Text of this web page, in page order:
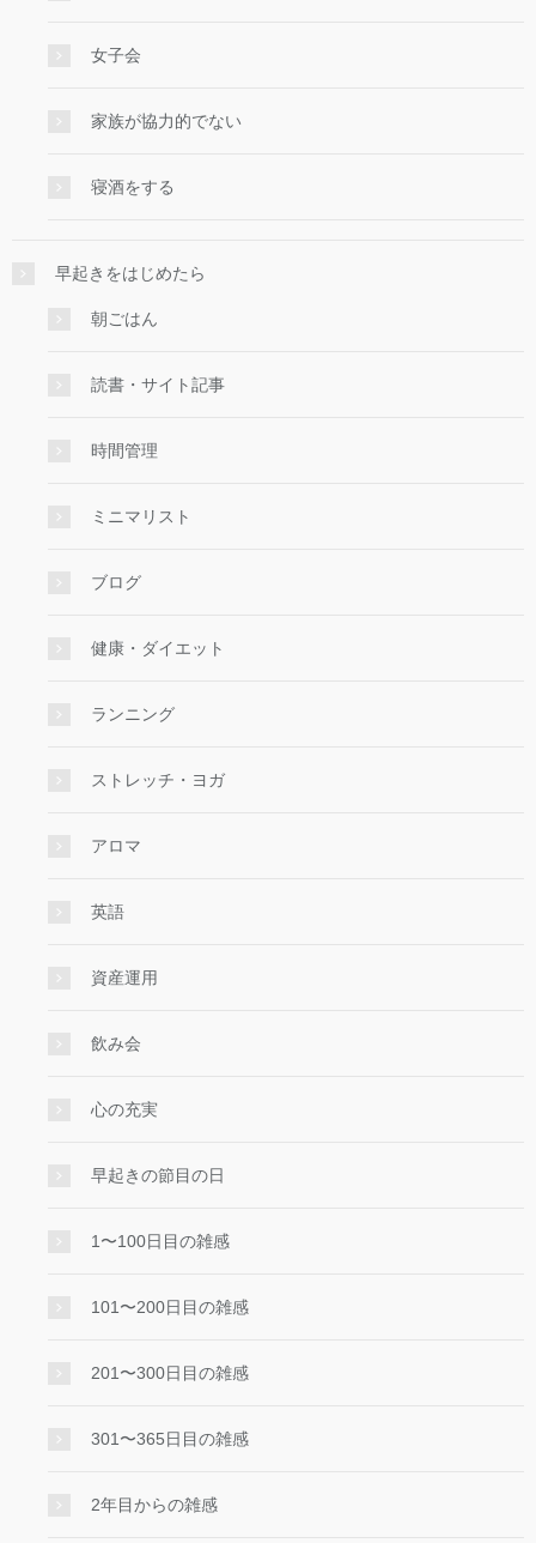
女子会
家族が協力的でない
寝酒をする
早起きをはじめたら
朝ごはん
読書・サイト記事
時間管理
ミニマリスト
ブログ
健康・ダイエット
ランニング
ストレッチ・ヨガ
アロマ
英語
資産運用
飲み会
心の充実
早起きの節目の日
1〜100日目の雑感
101〜200日目の雑感
201〜300日目の雑感
301〜365日目の雑感
2年目からの雑感